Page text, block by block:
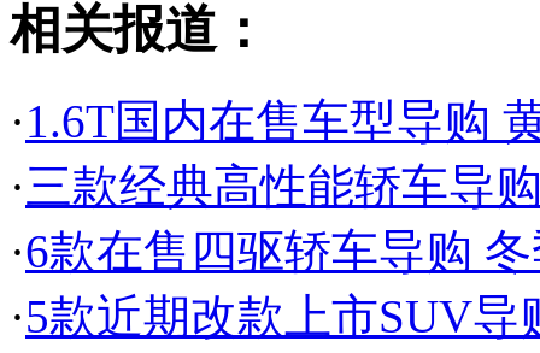
相关报道：
·1.6T国内在售车型导购
·三款经典高性能轿车导
·6款在售四驱轿车导购
·5款近期改款上市SUV导